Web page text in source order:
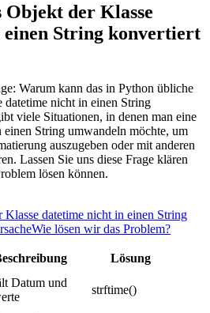
Objekt der Klasse
String konvertiert
Warum kann das in Python übliche
nicht in einen String
viele Situationen, in denen man eine
String umwandeln möchte, um
auszugeben oder mit anderen
Lassen Sie uns diese Frage klären
lösen können.
Klasse datetime nicht in einen String
Wie lösen wir das Problem?
Lösung
Datum und
strftime()